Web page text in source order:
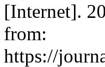
[Internet].
from:
https://